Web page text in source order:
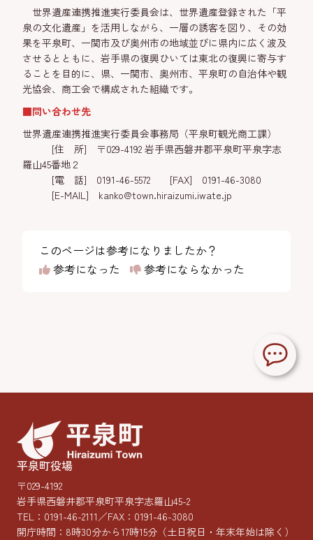
世界遺産連携推進実行委員会は、世界遺産登録された「平
泉の文化遺産」を活用しながら、一層の誘客を図り、その効
果を平泉町、一関市及び奥州市の地域並びに県内に広く波及
させるとともに、岩手県の復興ひいては東北の復興に寄与す
ることを目的に、県、一関市、奥州市、平泉町の自治体や観
光協会、商工会で構成された組織です。
■問い合わせ先
世界遺産連携推進実行委員会事務局（平泉町観光商工課）
[住 所] 〒029-4192 岩手県西磐井郡平泉町平泉字志
羅山45番地２
[電 話] 0191-46-5572 [FAX] 0191-46-3080
[E-MAIL] kanko@town.hiraizumi.iwate.jp
このページは参考になりましたか？
参考になった
参考にならなかった
平泉町役場
〒029-4192
岩手県西磐井郡平泉町平泉字志羅山45-2
TEL： 0191-46-2111／FAX：0191-46-3080
開庁時間：8時30分から17時15分 （土日祝日・年末年始は除く）